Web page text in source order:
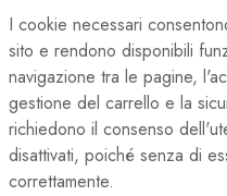
I cookie necessari
sito e rendono disponibili
navigazione tra le pagine,
gestione del carrello e la
richiedono il consenso
disattivati, poiché senza di
correttamente.